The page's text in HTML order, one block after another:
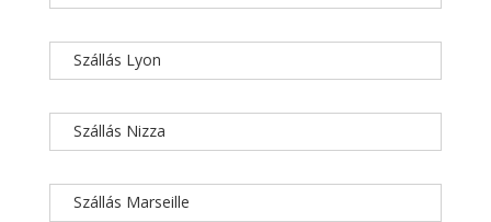
Szállás Lyon
Szállás Nizza
Szállás Marseille